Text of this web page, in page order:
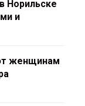
Норильске
и
женщинам